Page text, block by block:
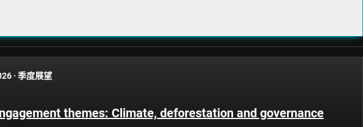
· 季度展望
themes: Climate, deforestation and governance